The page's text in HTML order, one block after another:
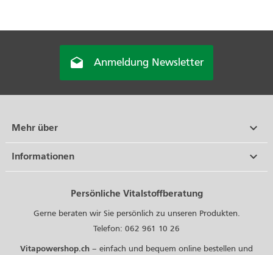
 Anmeldung Newsletter
Mehr über 
Informationen 
Persönliche Vitalstoffberatung
Gerne beraten wir Sie persönlich zu unseren Produkten.
Telefon: 062 961 10 26
Vitapowershop.ch – einfach und bequem online bestellen und